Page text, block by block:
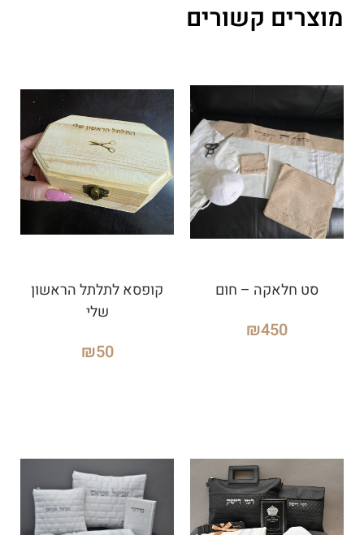
מוצרים קשורים
סט חלאקה – חום
₪450
קופסא לתלתל הראשון
שלי
₪50